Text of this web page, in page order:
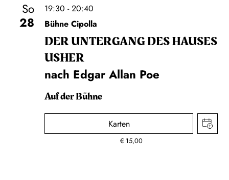
So
28
19:30 - 20:40
Bühne Cipolla
DER UNTER­GANG DES HAUSES
USHER
nach Edgar Allan Poe
Auf der Bühne
Karten
€ 15,00